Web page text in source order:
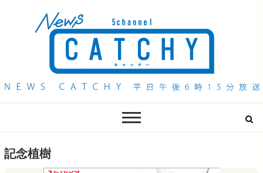
QAB NEWS Headline
記念植樹